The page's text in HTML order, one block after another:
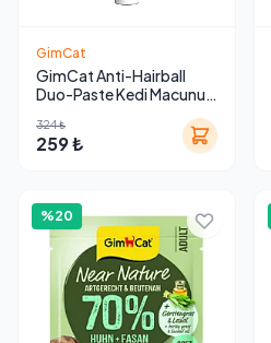
GimCat
GimCat Anti-Hairball
Duo-Paste Kedi Macunu
324 ₺
259 ₺
%20